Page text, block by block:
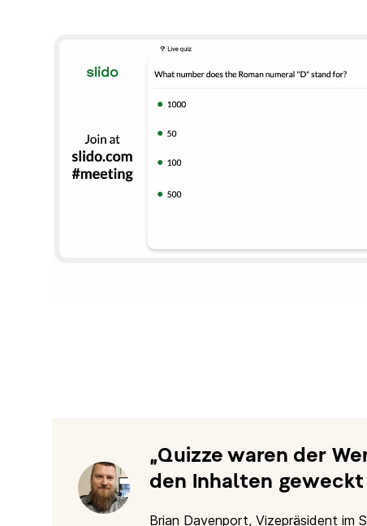
Quizze waren der
den Inhalten geweckt
Brian Davenport, Vizepräsident im